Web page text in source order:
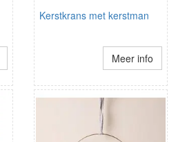
Kerstkrans met kerstman
Meer info